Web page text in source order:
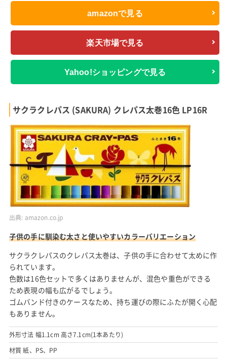
amazonで見る
楽天市場で見る
Yahoo!ショッピングで見る
サクラクレパス (SAKURA) クレパス太巻16色 LP16R
出典: amazon.co.jp
子供の手に馴染む太さと使いやすいカラーバリエーション
サクラクレパスのクレパス太巻は、子供の手に合わせて太めに作
られています。
色数は16色セットで多くはありませんが、混色や重色ができる
ため表現の幅も広がるでしょう。
ゴムバンド付きのケースなため、持ち運びの際にふたが開く心配
もありません。
外形寸法 幅1.1cm 高さ7.1cm(1本あたり)
材質 紙、PS、PP